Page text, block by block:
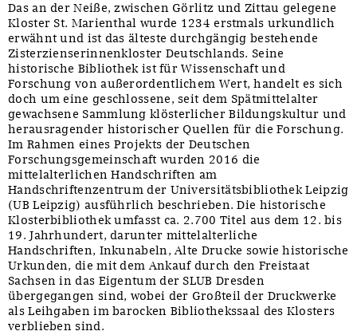
Das an der Neiße, zwischen Görlitz und Zittau gelegene
Kloster St. Marienthal wurde 1234 erstmals urkundlich
erwähnt und ist das älteste durchgängig bestehende
Zisterzienserinnenkloster Deutschlands. Seine
historische Bibliothek ist für Wissenschaft und
Forschung von außerordentlichem Wert, handelt es sich
doch um eine geschlossene, seit dem Spätmittelalter
gewachsene Sammlung klösterlicher Bildungskultur und
herausragender historischer Quellen für die Forschung.
Im Rahmen eines Projekts der Deutschen
Forschungsgemeinschaft wurden 2016 die
mittelalterlichen Handschriften am
Handschriftenzentrum der Universitätsbibliothek Leipzig
(UB Leipzig) ausführlich beschrieben. Die historische
Klosterbibliothek umfasst ca. 2.700 Titel aus dem 12. bis
19. Jahrhundert, darunter mittelalterliche
Handschriften, Inkunabeln, Alte Drucke sowie historische
Urkunden, die mit dem Ankauf durch den Freistaat
Sachsen in das Eigentum der SLUB Dresden
übergegangen sind, wobei der Großteil der Druckwerke
als Leihgaben im barocken Bibliothekssaal des Klosters
verblieben sind.